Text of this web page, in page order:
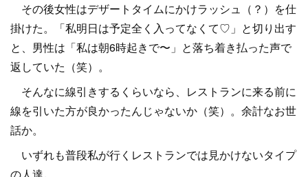
その後女性はデザートタイムにかけラッシュ（？）を仕
掛けた。「私明日は予定全く入ってなくて♡」と切り出す
と、男性は「私は朝6時起きで〜」と落ち着き払った声で
返していた（笑）。
そんなに線引きするくらいなら、レストランに来る前に
線を引いた方が良かったんじゃないか（笑）。余計なお世
話か。
いずれも普段私が行くレストランでは見かけないタイプ